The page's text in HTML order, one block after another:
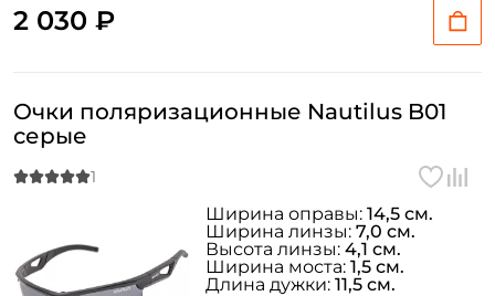
2 030 ₽
Очки поляризационные Nautilus B01
серые
Ширина оправы: 14,5 см.
Ширина линзы: 7,0 см.
Высота линзы: 4,1 см.
Ширина моста: 1,5 см.
Длина дужки: 11,5 см.